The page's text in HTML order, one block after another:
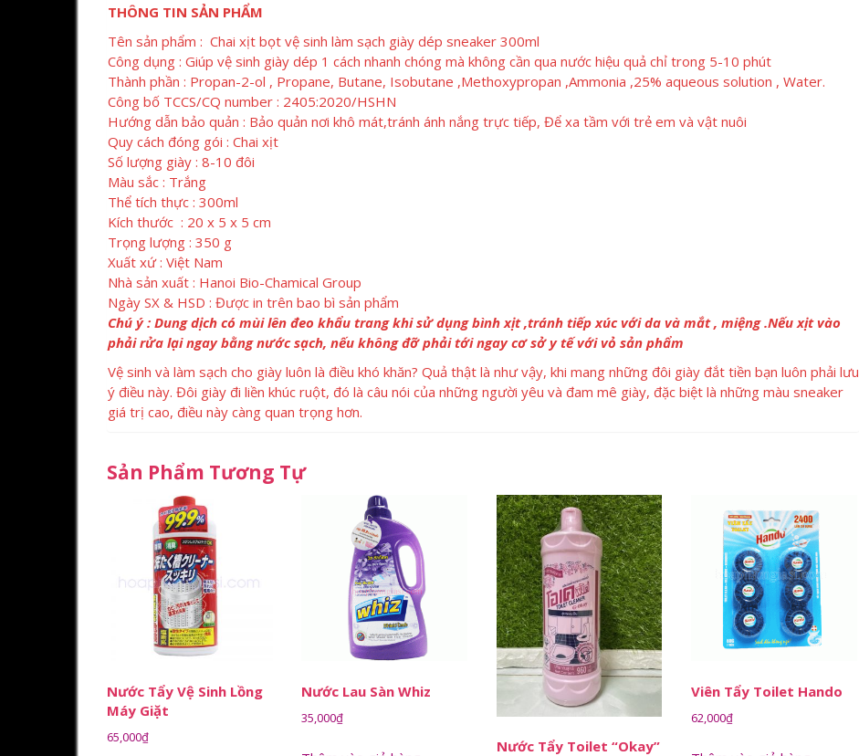
THÔNG TIN SẢN PHẨM
Tên sản phẩm : Chai xịt bọt vệ sinh làm sạch giày dép sneaker 300ml
Công dụng : Giúp vệ sinh giày dép 1 cách nhanh chóng mà không cần qua nước hiệu quả chỉ trong 5-10 phút
Thành phần : Propan-2-ol , Propane, Butane, Isobutane ,Methoxypropan ,Ammonia ,25% aqueous solution , Water.
Công bố TCCS/CQ number : 2405:2020/HSHN
Hướng dẫn bảo quản : Bảo quản nơi khô mát,tránh ánh nắng trực tiếp, Để xa tầm với trẻ em và vật nuôi
Quy cách đóng gói : Chai xịt
Số lượng giày : 8-10 đôi
Màu sắc : Trắng
Thể tích thực : 300ml
Kích thước : 20 x 5 x 5 cm
Trọng lượng : 350 g
Xuất xứ : Việt Nam
Nhà sản xuất : Hanoi Bio-Chamical Group
Ngày SX & HSD : Được in trên bao bì sản phẩm
Chú ý : Dung dịch có mùi lên đeo khẩu trang khi sử dụng bình xịt ,tránh tiếp xúc với da và mắt , miệng .Nếu xịt vào
phải rửa lại ngay bằng nước sạch, nếu không đỡ phải tới ngay cơ sở y tế với vỏ sản phẩm
Vệ sinh và làm sạch cho giày luôn là điều khó khăn? Quả thật là như vậy, khi mang những đôi giày đắt tiền bạn luôn phải lưu
ý điều này. Đôi giày đi liền khúc ruột, đó là câu nói của những người yêu và đam mê giày, đặc biệt là những màu sneaker
giá trị cao, điều này càng quan trọng hơn.
Sản Phẩm Tương Tự
Nước Tẩy Vệ Sinh Lồng
Máy Giặt
65,000₫
Nước Lau Sàn Whiz
35,000₫
Nước Tẩy Toilet “Okay”
Viên Tẩy Toilet Hando
62,000₫